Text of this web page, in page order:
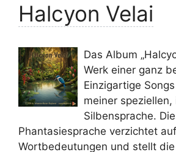
Halcyon Velai
Das Album
Werk einer ganz
Einzigartige
meiner speziellen,
Silbensprache.
Phantasiesprache verzichtet
Wortbedeutungen und stellt